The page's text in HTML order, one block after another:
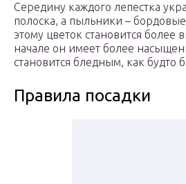
Середину каждого лепестка
полоска, а пыльники –
этому цветок становится более
начале он имеет более
становится бледным, как
Правила посадки